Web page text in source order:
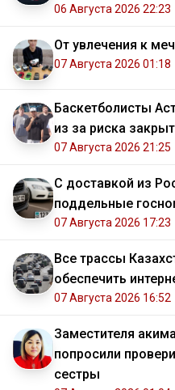
06 Августа 2026 22:23
От увлечения к
07 Августа 2026 01:18
Баскетболисты
из за риска
07 Августа 2026 21:25
С доставкой из
поддельные
07 Августа 2026 17:23
Все трассы
обеспечить
07 Августа 2026 16:52
Заместителя
попросили
сестры